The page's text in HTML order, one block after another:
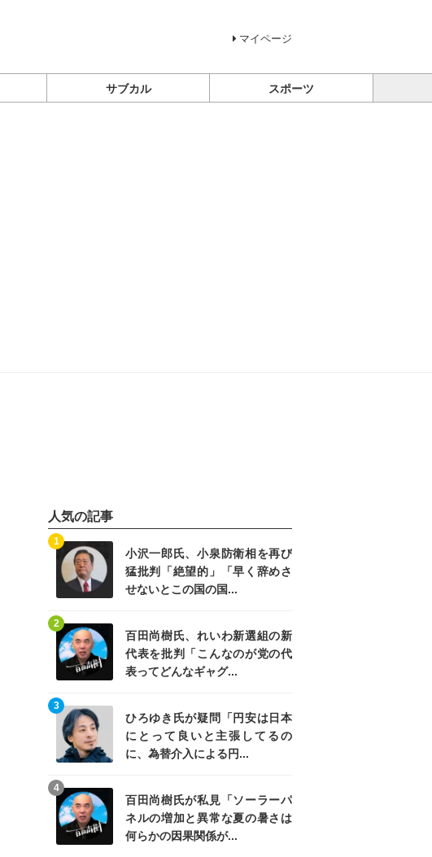
マイページ
サブカル スポーツ
人気の記事
小沢一郎氏、小泉防衛相を再び
猛批判「絶望的」「早く辞めさ
せないとこの国の国...
1
百田尚樹氏、れいわ新選組の新
代表を批判「こんなのが党の代
表ってどんなギャグ...
2
ひろゆき氏が疑問「円安は日本
にとって良いと主張してるの
に、為替介入による円...
3
百田尚樹氏が私見「ソーラーパ
ネルの増加と異常な夏の暑さは
何らかの因果関係が...
4